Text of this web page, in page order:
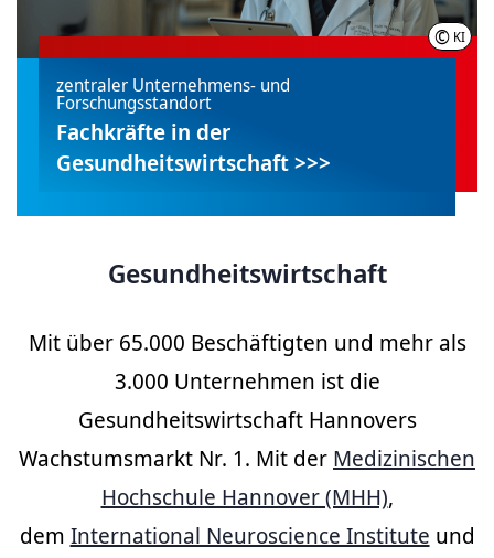
© KI
zentraler Unternehmens- und
Forschungsstandort
Fachkräfte in der
Gesundheitswirtschaft >>>
Gesundheitswirtschaft
Mit über 65.000 Beschäftigten und mehr als
3.000 Unternehmen ist die
Gesundheitswirtschaft Hannovers
Wachstumsmarkt Nr. 1. Mit der Medizinischen
Hochschule Hannover (MHH),
dem International Neuroscience Institute und